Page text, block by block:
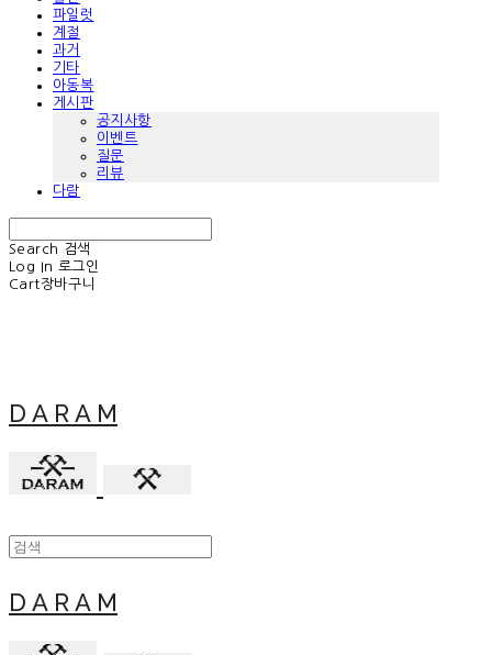
파일럿
계절
과거
기타
아동복
게시판
공지사항
이벤트
질문
리뷰
다람
Search
검색
Log In 로그인
Cart장바구니
D A R A M
D A R A M